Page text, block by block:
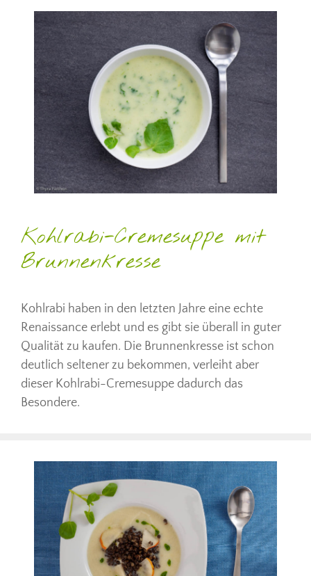
Kohlrabi-Cremesuppe mit
Brunnenkresse
Kohlrabi haben in den letzten Jahre eine echte
Renaissance erlebt und es gibt sie überall in guter
Qualität zu kaufen. Die Brunnenkresse ist schon
deutlich seltener zu bekommen, verleiht aber
dieser Kohlrabi-Cremesuppe dadurch das
Besondere.